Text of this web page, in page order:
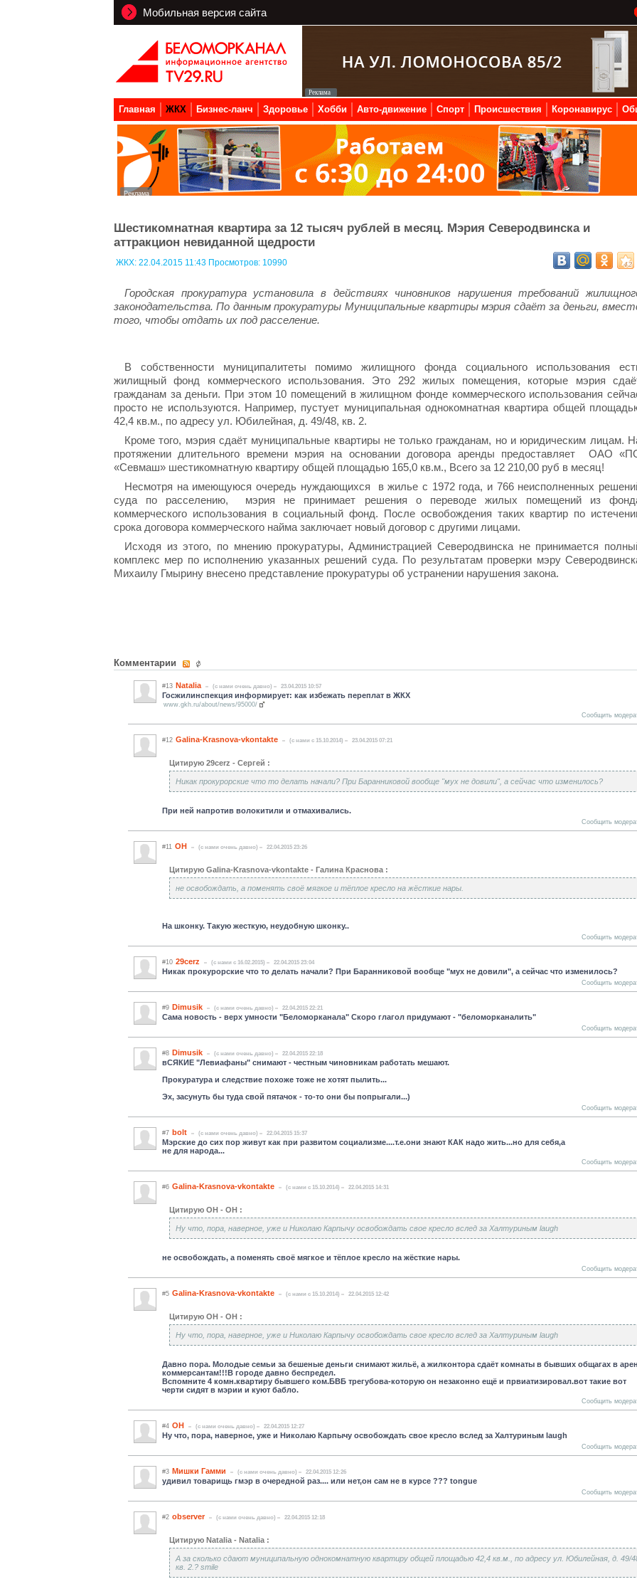
Мобильная версия сайта
Главная ЖКХ Бизнес-ланч Здоровье Хобби Авто-движение Спорт Происшествия Коронавирус
Шестикомнатная квартира за 12 тысяч рублей в месяц. Мэрия Северодвинска и
аттракцион невиданной щедрости
ЖКХ: 22.04.2015 11:43 Просмотров: 10990
Городская прокуратура установила в действиях чиновников нарушения требований
законодательства. По данным прокуратуры Муниципальные квартиры мэрия сдаёт за деньги,
того, чтобы отдать их под расселение.
В собственности муниципалитеты помимо жилищного фонда социального использования
жилищный фонд коммерческого использования. Это 292 жилых помещения, которые мэрия
гражданам за деньги. При этом 10 помещений в жилищном фонде коммерческого использования
просто не используются. Например, пустует муниципальная однокомнатная квартира общей
42,4 кв.м., по адресу ул. Юбилейная, д. 49/48, кв. 2.
Кроме того, мэрия сдаёт муниципальные квартиры не только гражданам, но и юридическим лицам.
протяжении длительного времени мэрия на основании договора аренды предоставляет ОАО
«Севмаш» шестикомнатную квартиру общей площадью 165,0 кв.м., Всего за 12 210,00 руб в месяц!
Несмотря на имеющуюся очередь нуждающихся в жилье с 1972 года, и 766 неисполненных
суда по расселению, мэрия не принимает решения о переводе жилых помещений из
коммерческого использования в социальный фонд. После освобождения таких квартир по
срока договора коммерческого найма заключает новый договор с другими лицами.
Исходя из этого, по мнению прокуратуры, Администрацией Северодвинска не принимается
комплекс мер по исполнению указанных решений суда. По результатам проверки мэру
Михаилу Гмырину внесено представление прокуратуры об устранении нарушения закона.
Комментарии
#13 Natalia (c нами очень давно) 23.04.2015 10:57
Госжилинспекция информирует: как избежать переплат в ЖКХ
www.gkh.ru/about/news/95000/
Сообщить
#12 Galina-Krasnova-vkontakte (c нами с 15.10.2014) 23.04.2015 07:21
Цитирую 29cerz - Сергей :
Никак прокурорские что то делать начали? При Баранниковой вообще "мух не довили", а сейчас что изменилось?
При ней напротив волокитили и отмахивались.
Сообщить
#11 ОН (c нами очень давно) 22.04.2015 23:26
Цитирую Galina-Krasnova-vkontakte - Галина Краснова :
не освобождать, а поменять своё мягкое и тёплое кресло на жёсткие нары.
На шконку. Такую жесткую, неудобную шконку..
Сообщить
#10 29cerz (c нами с 16.02.2015) 22.04.2015 23:04
Никак прокурорские что то делать начали? При Баранниковой вообще "мух не довили", а сейчас что изменилось?
Сообщить
#9 Dimusik (c нами очень давно) 22.04.2015 22:21
Сама новость - верх умности "Беломорканала" Скоро глагол придумают - "беломорканалить"
Сообщить
#8 Dimusik (c нами очень давно) 22.04.2015 22:18
вСЯКИЕ "Левиафаны" снимают - честным чиновникам работать мешают.
Прокуратура и следствие похоже тоже не хотят пылить...
Эх, засунуть бы туда свой пятачок - то-то они бы попрыгали...)
Сообщить
#7 bolt (c нами очень давно) 22.04.2015 15:37
Мэрские до сих пор живут как при развитом социализме....т.е.они знают КАК надо жить...но для себя,а
не для народа...
Сообщить
#6 Galina-Krasnova-vkontakte (c нами с 15.10.2014) 22.04.2015 14:31
Цитирую ОН - ОН :
Ну что, пора, наверное, уже и Николаю Карпычу освобождать свое кресло вслед за Халтуриным laugh
не освобождать, а поменять своё мягкое и тёплое кресло на жёсткие нары.
Сообщить
#5 Galina-Krasnova-vkontakte (c нами с 15.10.2014) 22.04.2015 12:42
Цитирую ОН - ОН :
Ну что, пора, наверное, уже и Николаю Карпычу освобождать свое кресло вслед за Халтуриным laugh
Давно пора. Молодые семьи за бешеные деньги снимают жильё, а жилконтора сдаёт комнаты в бывших общагах в
коммерсантам!!!В городе давно беспредел.
Вспомните 4 комн.квартиру бывшего ком.БВБ трегубова-которую он незаконно ещё и првиатизировал.вот такие вот
черти сидят в мэрии и куют бабло.
Сообщить
#4 ОН (c нами очень давно) 22.04.2015 12:27
Ну что, пора, наверное, уже и Николаю Карпычу освобождать свое кресло вслед за Халтуриным laugh
Сообщить
#3 Мишки Гамми (c нами очень давно) 22.04.2015 12:26
удивил товарищь гмэр в очередной раз.... или нет,он сам не в курсе ??? tongue
Сообщить
#2 observer (c нами очень давно) 22.04.2015 12:18
Цитирую Natalia - Natalia :
А за сколько сдают муниципальную однокомнатную квартиру общей площадью 42,4 кв.м., по адресу ул. Юбилейная, д. 49/
кв. 2.? smile